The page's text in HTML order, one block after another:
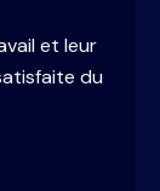
et leur
du